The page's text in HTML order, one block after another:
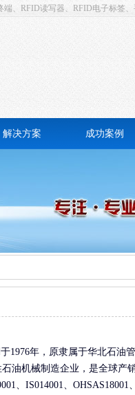
、RFID读写器、RFID电子标签
解决方案
设备巡检
档案管理
考勤签到
成功案例
1976年，原隶属于华北石油
油机械制造企业，是全球产
、IS014001、OHSAS18001